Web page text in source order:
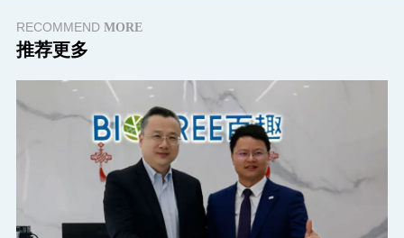
RECOMMEND MORE
推荐更多